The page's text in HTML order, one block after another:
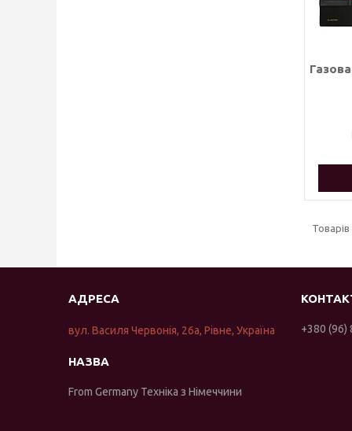
вул. Василя Червонія, 26а, Рівне, Україна
From Germany Техніка з Німеччини
+380 (96)